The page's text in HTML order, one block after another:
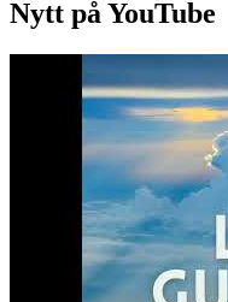
Nytt på YouTube